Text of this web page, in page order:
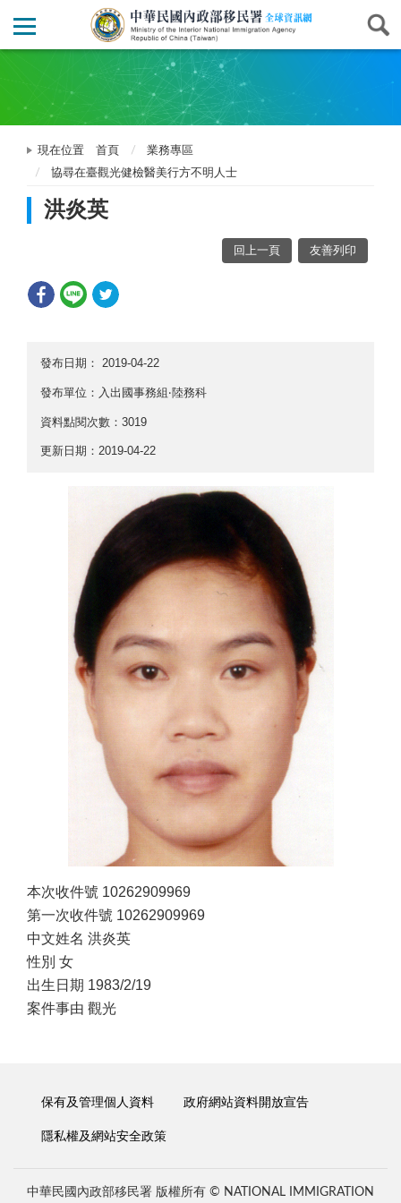
現在位置 首頁
業務專區
協尋在臺觀光健檢醫美行方不明人士
洪炎英
回上一頁 友善列印
發布日期： 2019-04-22
發布單位：入出國事務組‧陸務科
資料點閱次數：3019
更新日期：2019-04-22
本次收件號 10262909969
第一次收件號 10262909969
中文姓名 洪炎英
性別 女
出生日期 1983/2/19
案件事由 觀光
保有及管理個人資料 政府網站資料開放宣告
隱私權及網站安全政策
中華民國內政部移民署 版權所有 © NATIONAL IMMIGRATION